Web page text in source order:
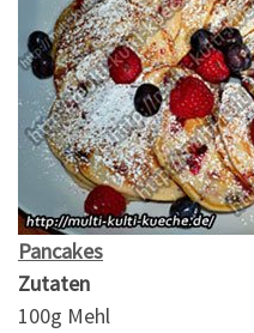
Pancakes
Zutaten
100g Mehl